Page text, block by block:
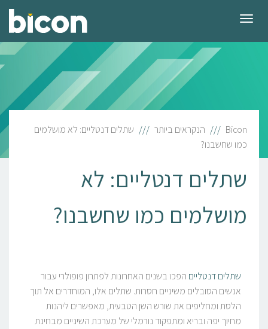
תפריט
Bicon הנקראים ביותר
שתלים דנטליים: לא מושלמים
כמו שחשבנו?
שתלים דנטליים: לא
מושלמים כמו שחשבנו?
שתלים דנטליים הפכו בשנים האחרונות לפתרון פופולרי עבור
אנשים הסובלים משיניים חסרות. שתלים אלו, המוחדרים אל תוך
הלסת ומחליפים את שורש השן הטבעית, מאפשרים ליהנות
מחיוך יפה ובריא ומתפקוד נורמלי של מערכת השיניים מבחינת